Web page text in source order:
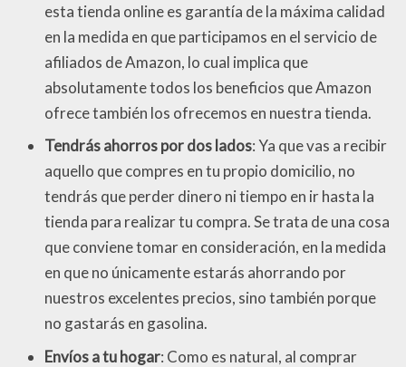
esta tienda online es garantía de la máxima calidad
en la medida en que participamos en el servicio de
afiliados de Amazon, lo cual implica que
absolutamente todos los beneficios que Amazon
ofrece también los ofrecemos en nuestra tienda.
Tendrás ahorros por dos lados: Ya que vas a recibir
aquello que compres en tu propio domicilio, no
tendrás que perder dinero ni tiempo en ir hasta la
tienda para realizar tu compra. Se trata de una cosa
que conviene tomar en consideración, en la medida
en que no únicamente estarás ahorrando por
nuestros excelentes precios, sino también porque
no gastarás en gasolina.
Envíos a tu hogar: Como es natural, al comprar